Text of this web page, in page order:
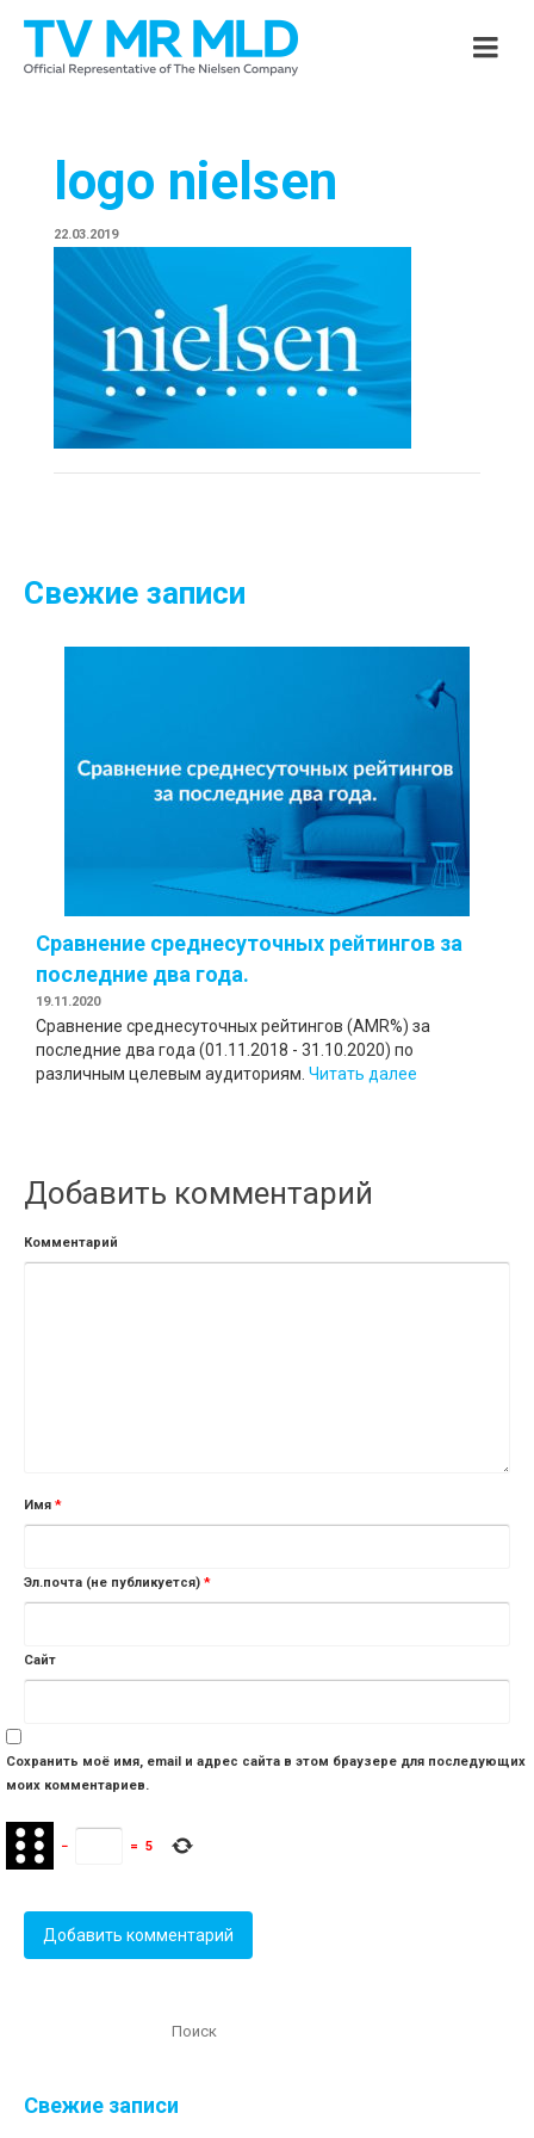
logo nielsen
22.03.2019
Свежие записи
Сравнение среднесуточных рейтингов за
последние два года.
19.11.2020
Сравнение среднесуточных рейтингов (AMR%) за
последние два года (01.11.2018 - 31.10.2020) по
различным целевым аудиториям. Читать далее
Добавить комментарий
Комментарий
Имя *
Эл.почта (не публикуется) *
Сайт
Сохранить моё имя, email и адрес сайта в этом браузере для последующих
моих комментариев.
− = 5
Свежие записи